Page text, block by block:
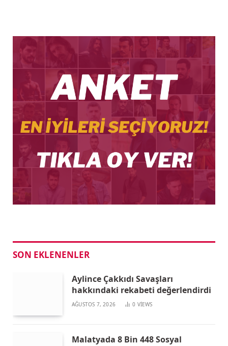
SON EKLENENLER
Aylince Çakkıdı Savaşları
hakkındaki rekabeti değerlendirdi
AĞUSTOS 7, 2026 0 VIEWS
Malatyada 8 Bin 448 Sosyal